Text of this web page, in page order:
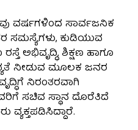
ವರ್ಷಗಳಿಂದ ಸಾರ್ವಜನಿಕ
ಸಮಸ್ಯೆಗಳು, ಕುಡಿಯುವ
ಅಭಿವೃದ್ಧಿ, ಶಿಕ್ಷಣ ಹಾಗೂ
ನೀಡುವ ಮೂಲಕ ಜನರ
ನಿರಂತರವಾಗಿ
ಸಚಿವ ಸ್ಥಾನ ದೊರೆತಿದೆ
ವ್ಯಕ್ತಪಡಿಸಿದ್ದಾರೆ.